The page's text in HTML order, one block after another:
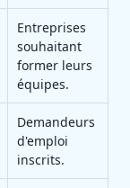
Entreprises
souhaitant
former leurs
équipes.
Demandeurs
d'emploi
inscrits.